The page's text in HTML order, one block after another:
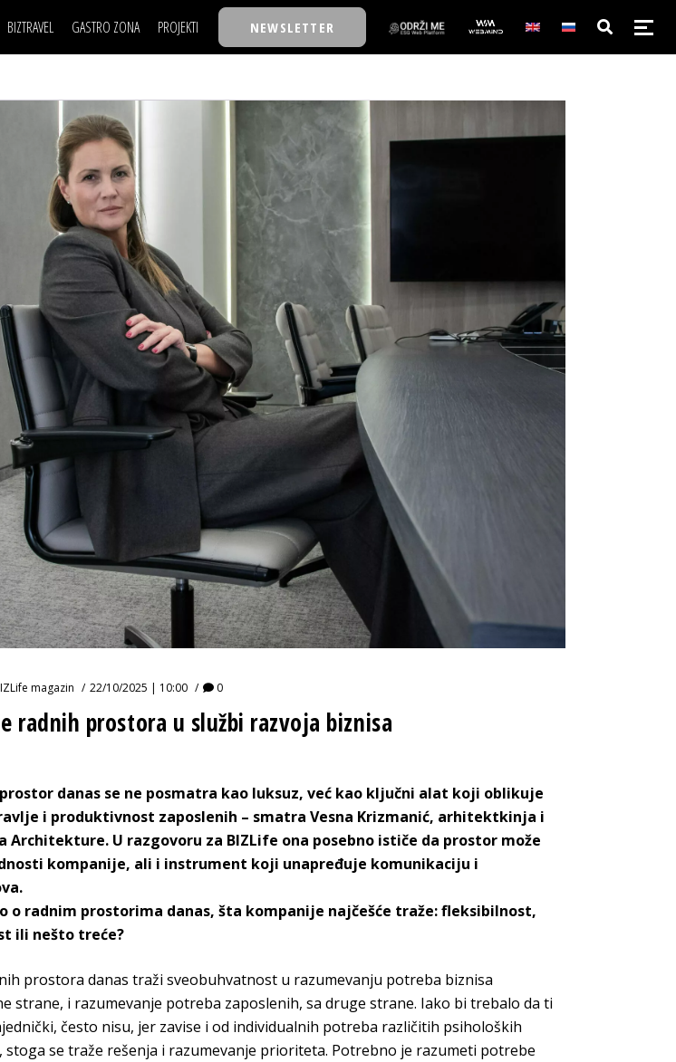
BIZTRAVEL GASTRO ZONA PROJEKTI
TASTY TALKS
BACK TO OFFICE/SCHOOL
BIZBENDOVI
BIZKOLEGIJUM
BMW BIZNIS LIGA
BIZLIFE WEEK
IZJAVA GODINE
NEWSLETTER
NAJKOLEGA
30 ISPOD 30
BACK TO OFFICE/SCHOOL
BIZBENDOVI
BIZKOLEGIJUM
BMW BIZNIS LIGA
BIZLIFE WEEK
IZJAVA GODINE
magazin 22/10/2025 | 10:00 0
radnih prostora u službi razvoja biznisa
danas se ne posmatra kao luksuz, već kao ključni alat koji oblikuje
i produktivnost zaposlenih – smatra Vesna Krizmanić, arhitektkinja i
Architekture. U razgovoru za BIZLife ona posebno ističe da prostor može
kompanije, ali i instrument koji unapređuje komunikaciju i
o radnim prostorima danas, šta kompanije najčešće traže: fleksibilnost,
ili nešto treće?
prostora danas traži sveobuhvatnost u razumevanju potreba biznisa
strane, i razumevanje potreba zaposlenih, sa druge strane. Iako bi trebalo da ti
često nisu, jer zavise i od individualnih potreba različitih psiholoških
stoga se traže rešenja i razumevanje prioriteta. Potrebno je razumeti potrebe